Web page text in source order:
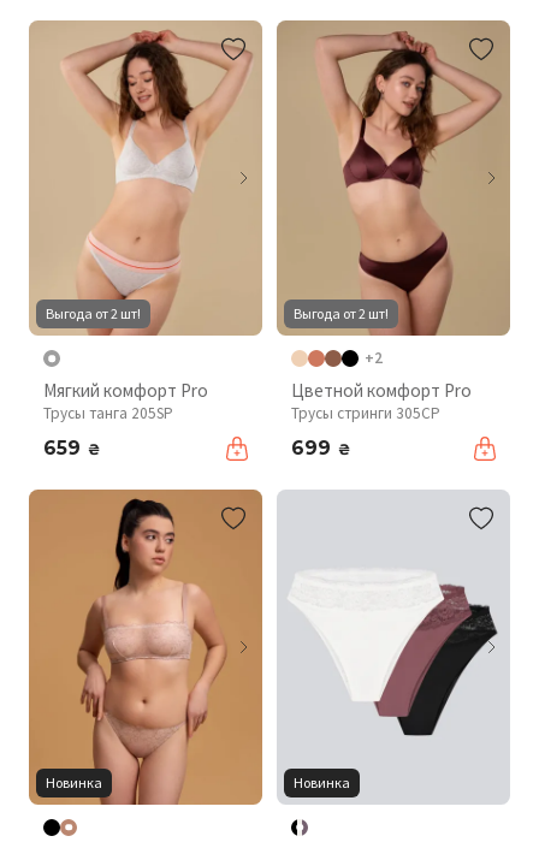
Выгода от 2 шт!
Мягкий комфорт Pro
Трусы танга 205SP
659 ₴
Выгода от 2 шт!
+2
Цветной комфорт Pro
Трусы стринги 305CP
699 ₴
Новинка Новинка